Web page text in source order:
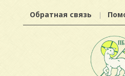
Обратная связь